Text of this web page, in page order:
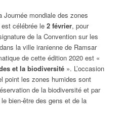
Journée mondiale des zones
célébrée le 2 février, pour
de la Convention sur les
la ville iranienne de Ramsar
de cette édition 2020 est «
et la biodiversité ». L’occasion
point les zones humides sont
de la biodiversité et par
bien-être des gens et de la